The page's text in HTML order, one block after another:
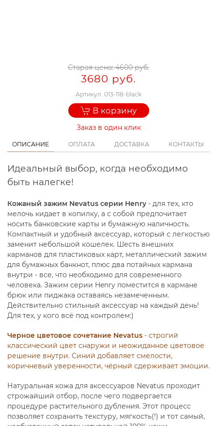
Старая цена:4600 руб.
3680 руб.
Артикул. 013-118-black
В корзину
Заказ в один клик
ОПИСАНИЕ ОПЛАТА ДОСТАВКА КОНТАКТЫ
Идеальный выбор, когда необходимо
быть налегке!
Кожаный зажим Nevatus серии Henry - для тех, кто
мелочь кидает в копилку, а с собой предпочитает
носить банковские карты и бумажную наличность.
Компактный и удобный аксессуар, который с легкостью
заменит небольшой кошелек. Шесть внешних
карманов для пластиковых карт, металлический зажим
для бумажных банкнот, плюс два потайных кармана
внутри - все, что необходимо для современного
человека. Зажим серии Henry поместится в кармане
брюк или пиджака оставаясь незамеченным.
Действительно стильный аксессуар на каждый день!
Для тех, у кого всё под контролем:)
Черное цветовое сочетание Nevatus - строгий
классический цвет снаружи и неожиданное цветовое
решение внутри. Синий добавляет смелости,
коричневый уверенности, чёрный сдерживает эмоции.
Натуральная кожа для аксессуаров Nevatus проходит
строжайший отбор, после чего подвергается
процедуре растительного дубления. Этот процесс
позволяет сохранить текстуру, мягкость(!) и тот самый,